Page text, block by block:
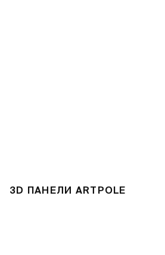
3D ПАНЕЛИ ARTPOLE